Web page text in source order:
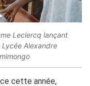
Leclercq lançant
Lycée Alexandre
cette année,